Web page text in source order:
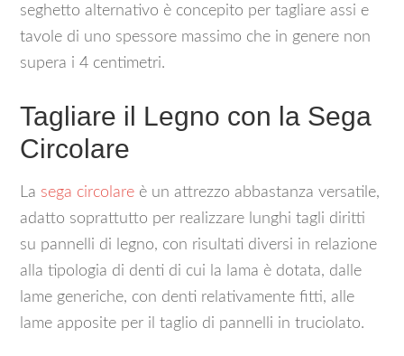
seghetto alternativo è concepito per tagliare assi e
tavole di uno spessore massimo che in genere non
supera i 4 centimetri.
Tagliare il Legno con la Sega
Circolare
La sega circolare è un attrezzo abbastanza versatile,
adatto soprattutto per realizzare lunghi tagli diritti
su pannelli di legno, con risultati diversi in relazione
alla tipologia di denti di cui la lama è dotata, dalle
lame generiche, con denti relativamente fitti, alle
lame apposite per il taglio di pannelli in truciolato.